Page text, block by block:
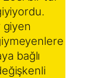
giyen
bağlı